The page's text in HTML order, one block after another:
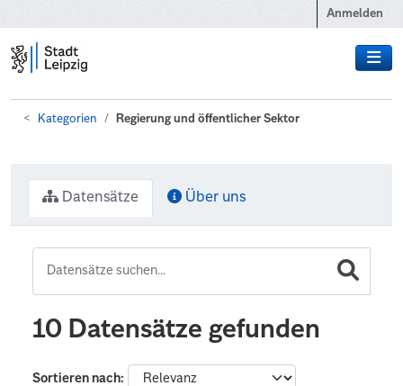
Anmelden
Kategorien Regierung und öffentlicher Sektor
Datensätze Über uns
10 Datensätze gefunden
Sortieren nach